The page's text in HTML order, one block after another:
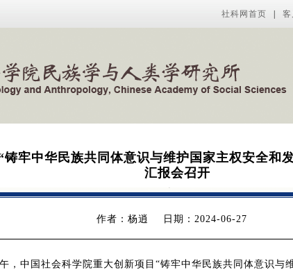
社科网首页 客
牢中华民族共同体意识与维护国家主权安全和
汇报会召开
作者：杨逍 日期：2024-06-27
，中国社会科学院重大创新项目“铸牢中华民族共同体意识与